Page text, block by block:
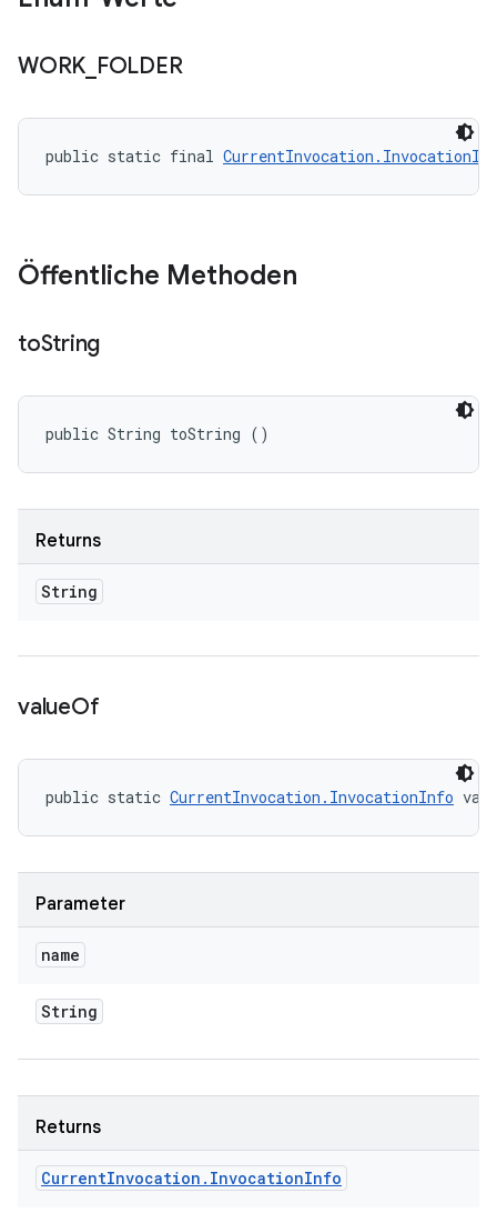
WORK FOLDER
public static final
Öffentliche Methoden
toString
public String toString ()
Returns
String
valueOf
public static CurrentInvocation.InvocationInfo
Parameter
name
String
Returns
CurrentInvocation . InvocationInfo